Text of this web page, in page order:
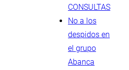
CONSULTAS
No a los
despidos en
el grupo
Abanca